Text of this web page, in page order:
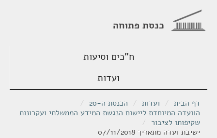
כנסת פתוחה
ח"כים וסיעות
ועדות
דף הבית / ועדות / הכנסת ה-20
/
הוועדה המיוחדת ליישום הנגשת המידע הממשלתי ועקרונות
שקיפותו לציבור /
ישיבת ועדה מתאריך 07/11/2018